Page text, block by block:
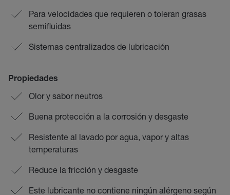
Para velocidades que requieren o toleran grasas
semifluidas
Sistemas centralizados de lubricación
Propiedades
Olor y sabor neutros
Buena protección a la corrosión y desgaste
Resistente al lavado por agua, vapor y altas
temperaturas
Reduce la fricción y desgaste
Este lubricante no contiene ningún alérgeno según